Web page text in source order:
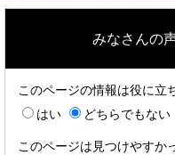
みなさんの
このページの情報は役に立
はい
どちらでもない
このページは見つけやすか